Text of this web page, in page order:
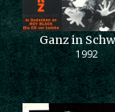
Ganz in
1992